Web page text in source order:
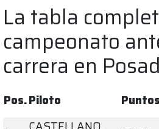
La tabla
campeonato
carrera en
Pos.Piloto Puntos